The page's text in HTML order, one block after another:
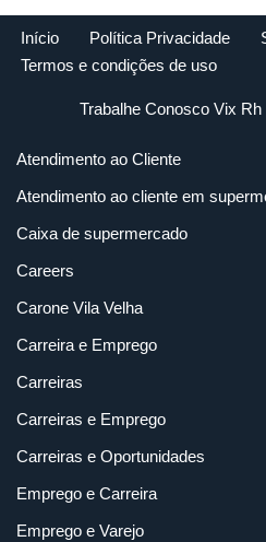
Início Política Privacidade
Termos e condições de uso
Trabalhe Conosco Vix Rh
Atendimento ao Cliente
Atendimento ao cliente em
Caixa de supermercado
Careers
Carone Vila Velha
Carreira e Emprego
Carreiras
Carreiras e Emprego
Carreiras e Oportunidades
Emprego e Carreira
Emprego e Varejo